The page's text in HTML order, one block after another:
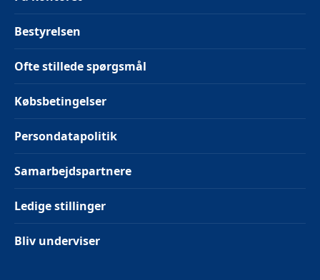
Bestyrelsen
Ofte stillede spørgsmål
Købsbetingelser
Persondatapolitik
Samarbejdspartnere
Ledige stillinger
Bliv underviser